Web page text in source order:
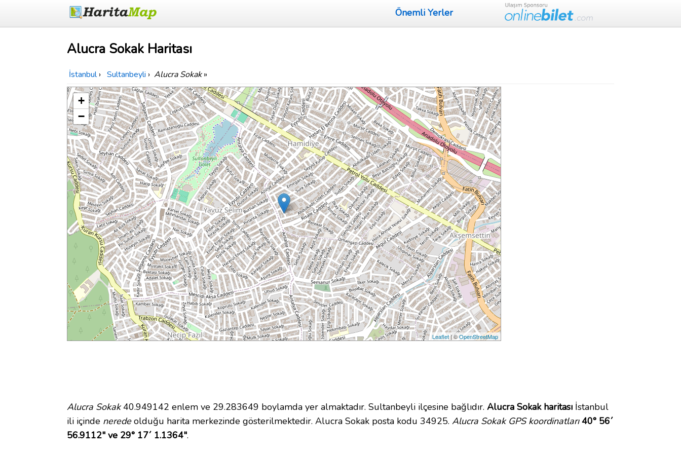
Önemli Yerler
Alucra Sokak Haritası
İstanbul › Sultanbeyli › Alucra Sokak»
+
−
Leaflet| ©OpenStreetMap
Alucra Sokak40.949142 enlem ve 29.283649 boylamda yer almaktadır. Sultanbeyli ilçesine bağlıdır. Alucra Sokak haritası İstanbul
ili içinde neredeolduğu harita merkezinde gösterilmektedir. Alucra Sokak posta kodu 34925. Alucra Sokak GPS koordinatları 40° 56´
56.9112" ve 29° 17´ 1.1364".